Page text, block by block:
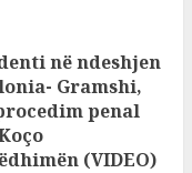
në ndeshjen
Gramshi,
penal
(VIDEO)